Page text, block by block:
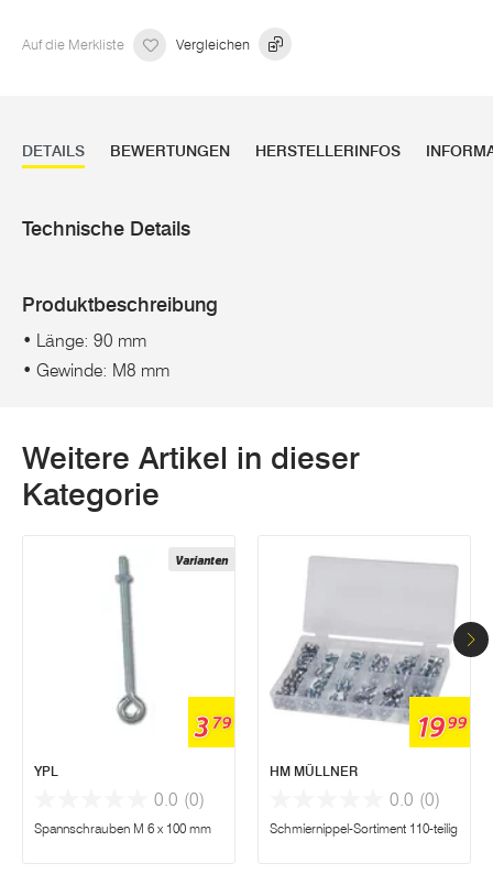
Auf die Merkliste Vergleichen
DETAILS BEWERTUNGEN HERSTELLERINFOS
Technische Details
Produktbeschreibung
• Länge: 90 mm
• Gewinde: M8 mm
Weitere Artikel in dieser
Kategorie
Varianten
379
YPL
0.0 (0)
Spannschrauben M 6 x 100 mm
1999
HM MÜLLNER
0.0 (0)
Schmiernippel-Sortiment 110-teilig